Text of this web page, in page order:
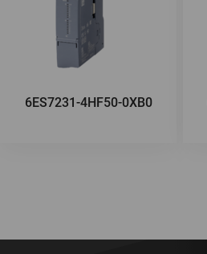
6ES7231-4HF50-0XB0